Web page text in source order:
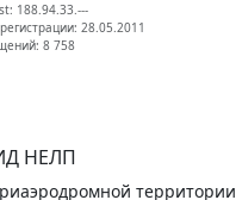
188.94.33.---
28.05.2011
8 758
НЕЛП
территории